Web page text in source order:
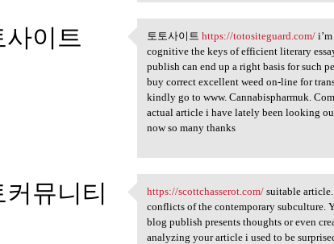
사이트 토토사이트 https://
토토사이트https://totositeguard.com/
cognitive the keys of efficient literary
publish can end up a right basis for such
buy correct excellent weed on-line for
kindly go to www. Cannabispharmuk.
actual article i have lately been looking
now so many thanks
커뮤니티 https://scottchasserot.com/
https://scottchasserot.com/ suitable
conflicts of the contemporary subculture.
blog publish presents thoughts or even
analyzing your article i used to be